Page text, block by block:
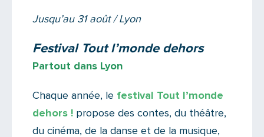
Ajoutez le vôtre
Jusqu’au 31 août / Lyon
Festival Tout l’monde dehors
Partout dans Lyon
Chaque année, le festival Tout l’monde
dehors ! propose des contes, du théâtre,
du cinéma, de la danse et de la musique,